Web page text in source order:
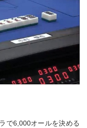
で6,000オールを決める